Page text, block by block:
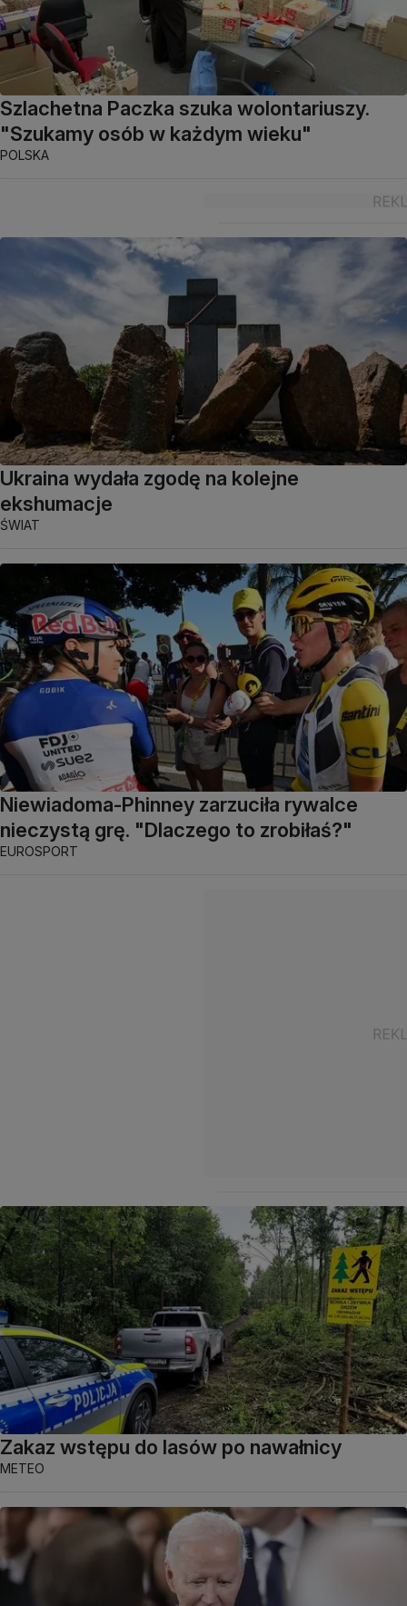
Szlachetna Paczka szuka wolontariuszy.
"Szukamy osób w każdym wieku"
POLSKA
Ukraina wydała zgodę na kolejne
ekshumacje
ŚWIAT
Niewiadoma-Phinney zarzuciła rywalce
nieczystą grę. "Dlaczego to zrobiłaś?"
EUROSPORT
Zakaz wstępu do lasów po nawałnicy
METEO